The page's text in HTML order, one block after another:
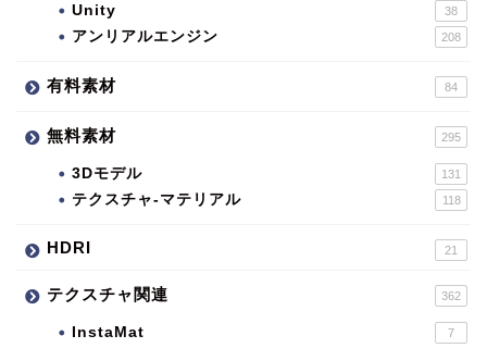
Unity 38
アンリアルエンジン 208
有料素材 84
無料素材 295
3Dモデル 131
テクスチャ-マテリアル 118
HDRI 21
テクスチャ関連 362
InstaMat 7